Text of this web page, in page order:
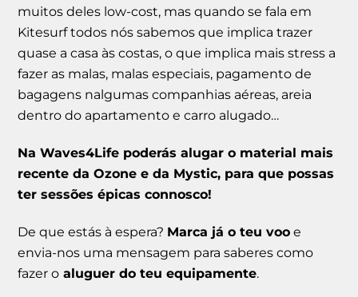
muitos deles low-cost, mas quando se fala em
Kitesurf todos nós sabemos que implica trazer
quase a casa às costas, o que implica mais stress a
fazer as malas, malas especiais, pagamento de
bagagens nalgumas companhias aéreas, areia
dentro do apartamento e carro alugado…
Na Waves4Life poderás alugar o material mais
recente da Ozone e da Mystic, para que possas
ter sessões épicas connosco!
De que estás à espera? Marca já o teu voo e
envia-nos uma mensagem para saberes como
fazer o aluguer do teu equipamente.